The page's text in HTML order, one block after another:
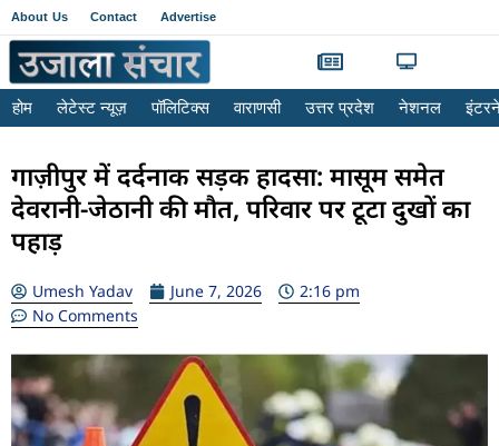
About Us Contact Advertise
होम लेटेस्ट न्यूज़ पॉलिटिक्स वाराणसी उत्तर प्रदेश नेशनल
गाज़ीपुर में दर्दनाक सड़क हादसा: मासूम समेत
देवरानी-जेठानी की मौत, परिवार पर टूटा दुखों का
पहाड़
Umesh Yadav June 7, 2026
2:16 pm
No Comments